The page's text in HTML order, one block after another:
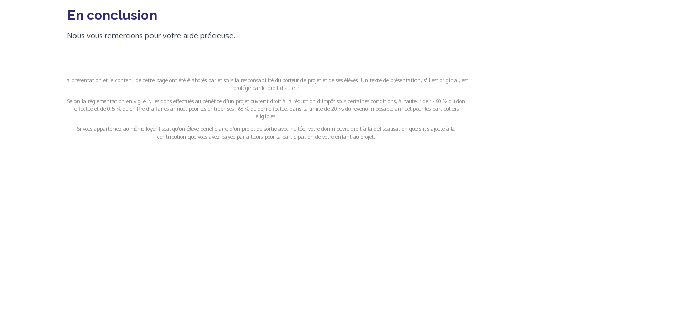
En conclusion
Nous vous remercions pour votre aide précieuse.
La présentation et le contenu de cette page ont été élaborés par et sous la responsabilité du porteur de projet et de ses élèves. Un texte de présentation, s'il est original, est
protégé par le droit d'auteur
Selon la réglementation en vigueur, les dons effectués au bénéfice d’un projet ouvrent droit à la réduction d’impôt sous certaines conditions, à hauteur de : - 60 % du don
effectué et de 0,5 % du chiffre d’affaires annuel pour les entreprises - 66 % du don effectué, dans la limite de 20 % du revenu imposable annuel pour les particuliers
éligibles.
Si vous appartenez au même foyer fiscal qu’un élève bénéficiaire d’un projet de sortie avec nuitée, votre don n’ouvre droit à la défiscalisation que s’il s’ajoute à la
contribution que vous avez payée par ailleurs pour la participation de votre enfant au projet.